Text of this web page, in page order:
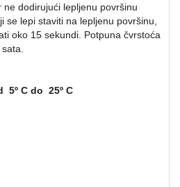
ne dodirujući lepljenu površinu
se lepi staviti na lepljenu površinu,
oko 15 sekundi. Potpuna čvrstoća
5º C do 25º C